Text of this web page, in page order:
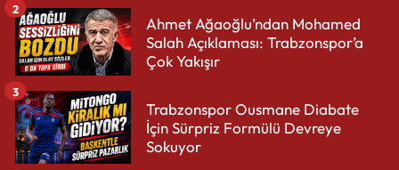
Ahmet Ağaoğlu’ndan Mohamed
Salah Açıklaması: Trabzonspor’a
Çok Yakışır
2
Trabzonspor Ousmane Diabate
İçin Sürpriz Formülü Devreye
Sokuyor
3